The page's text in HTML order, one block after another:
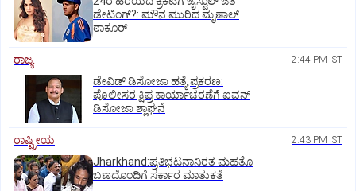
ಡೇಟಿಂಗ್?:‌ ಮೌನ ಮುರಿದ ಮೃಣಾಲ್‌
ಠಾಕೂರ್
ರಾಜ್ಯ 2:44 PM IST
ಡೇವಿಡ್ ಡಿಸೋಜಾ ಹತ್ಯೆ ಪ್ರಕರಣ:
ಪೊಲೀಸರ ಕ್ಷಿಪ್ರ ಕಾರ್ಯಾಚರಣೆಗೆ ಐವನ್
ಡಿಸೋಜಾ ಶ್ಲಾಘನೆ
ರಾಷ್ಟ್ರೀಯ 2:43 PM IST
Jharkhand:ಪ್ರತಿಭಟನಾನಿರತ ಮಹತೊ
ಬಣದೊಂದಿಗೆ ಸರ್ಕಾರ ಮಾತುಕತೆ